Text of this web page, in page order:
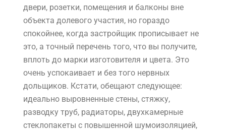
двери, розетки, помещения и балконы вне
объекта долевого участия, но гораздо
спокойнее, когда застройщик прописывает не
это, а точный перечень того, что вы получите,
вплоть до марки изготовителя и цвета. Это
очень успокаивает и без того нервных
дольщиков. Кстати, обещают следующее:
идеально выровненные стены, стяжку,
разводку труб, радиаторы, двухкамерные
стеклопакеты с повышенной шумоизоляцией,